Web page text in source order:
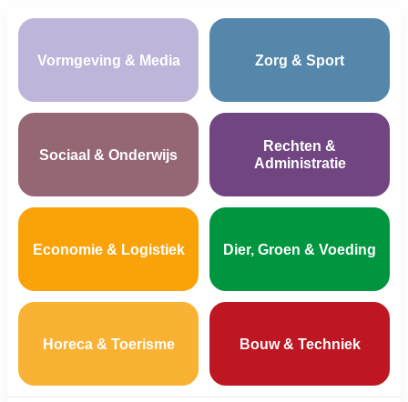
Vormgeving & Media Zorg & Sport
Sociaal & Onderwijs
Rechten &
Administratie
Economie & Logistiek Dier, Groen & Voeding
Horeca & Toerisme Bouw & Techniek